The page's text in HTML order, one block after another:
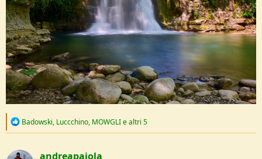
R
c
Badowski, Luccchino, MOWGLIe altri 5
andreapaiola